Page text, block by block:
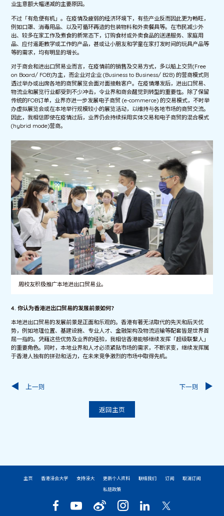
业生意额大幅递减的主要原因。
不过「有危便有机」。在疫情及疲弱的经济环境下，有些产业反而因此更为畅旺，
例如口罩、消毒用品、以及可循环再造的包装物料和外卖餐具等。在市民减少外
出、较多在家工作及煮食的新常态下，订购食材或外卖食品的送递服务、家庭用
品、应付遥距教学或工作的产品，甚或让小朋友和学童在家打发时间的玩具产品等
等的需求，均有明显的增长。
对于商会和进出口贸易业而言，在疫情前的销售及交易方式，多以船上交货(Free
on Board/ FOB)为主，而企业对企业 (Business to Business/ B2B) 的营商模式则
透过举办或出席各地的商贸展览会面对面接触客户。在疫情爆发后，进出口贸易、
物流业和展览行业都受到不少冲击，令业界和商会醒觉到转型的重要性。除了保留
传统的FOB订单，业界亦进一步发展电子商贸 (e-commerce) 的交易模式，不时举
办虚拟展览会或在本地举行规模较小的展览活动，以维持与各地市场的商贸交流。
因此，我相信即使在疫情过后，业界仍会持续採用实体交易和电子商贸的混合模式
(hybrid mode)营商。
周校友积极推广本地进出口贸易业。
4. 你认为香港进出口贸易的发展前景如何？
本地进出口贸易的发展前景是正面和乐观的。香港有著无法取代的先天和后天优
势，例如地理位置、基建设施、专业人才、金融架构及物流运输等配套皆是世界首
屈一指的。凭藉这些优势及业界的经验，我相信香港能够继续发挥「超级联繫人」
的重要角色。同时，本地业界和人才必须紧贴市场的需求，不断求变，继续发挥属
于香港人独有的拼劲和活力，在未来竞争激烈的市场中取得先机。
上一则
返回主页
下一则
主页 香港浸会大学 支持浸大 更新个人资料 联络我们 订阅
取消订阅
私隐政策